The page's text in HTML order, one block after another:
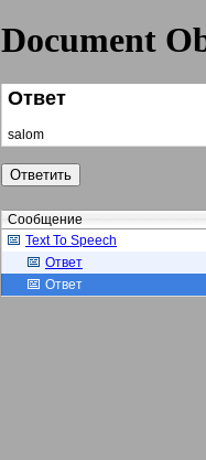
Document
Ответ
salom
Сообщение
Text To Speech
Ответ
Ответ